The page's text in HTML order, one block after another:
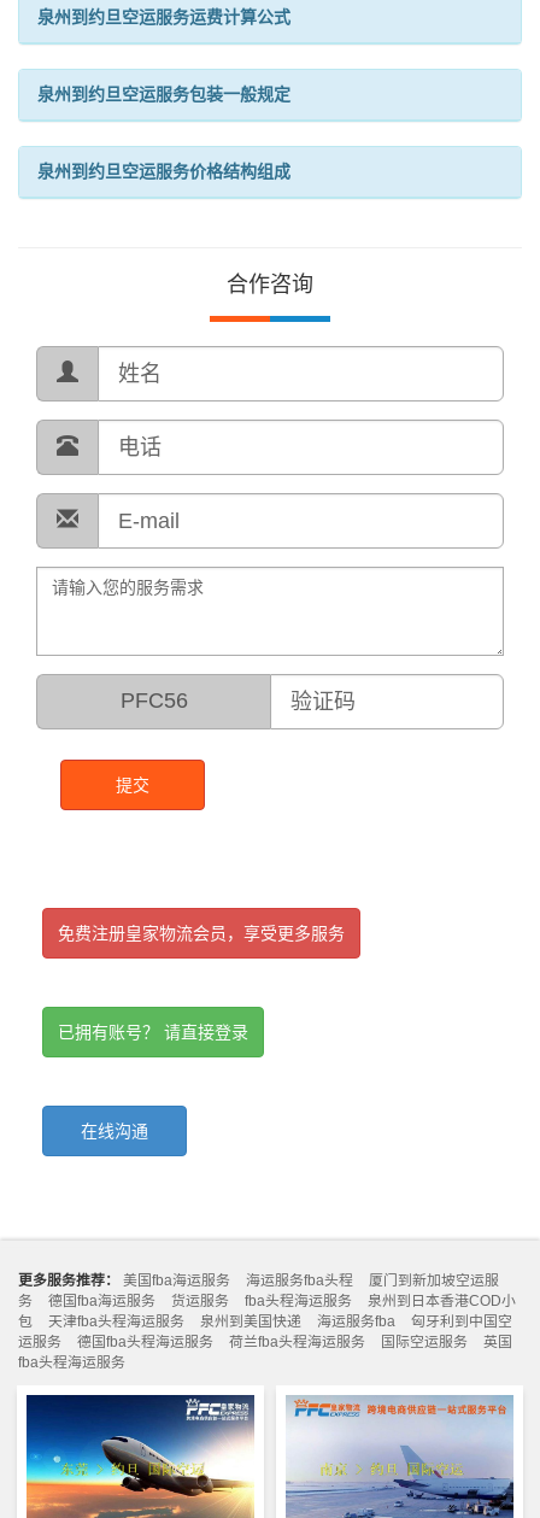
泉州到约旦空运服务运费计算公式
泉州到约旦空运服务包装一般规定
泉州到约旦空运服务价格结构组成
合作咨询
PFC56
提交
免费注册皇家物流会员，享受更多服务
已拥有账号？ 请直接登录
在线沟通
更多服务推荐： 美国fba海运服务 海运服务fba头程
厦门到新加坡空运服
务
德国fba海运服务 货运服务 fba头程海运服务
泉州到日本香港COD小
包
天津fba头程海运服务 泉州到美国快递 海运服务fba
匈牙利到中国空
运服务
德国fba头程海运服务 荷兰fba头程海运服务 国际空运服务
英国
fba头程海运服务